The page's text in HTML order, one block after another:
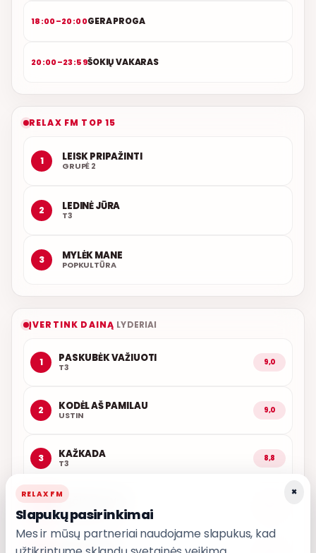
18:00–20:00GERA PROGA
20:00–23:59ŠOKIŲ VAKARAS
RELAX FM TOP 15
1 LEISK PRIPAŽINTI
GRUPĖ 2
2 LEDINĖ JŪRA
T3
3 MYLĖK MANE
POPKULTŪRA
ĮVERTINK DAINĄ LYDERIAI
1 PASKUBĖK VAŽIUOTI
T3 9,0
2 KODĖL AŠ PAMILAU
USTIN 9,0
3 KAŽKADA
T3 8,8
POPKULTŪRA
LEDINĖ JŪRA
×
RELAX FM
Slapukų pasirinkimai
Mes ir mūsų partneriai naudojame slapukus, kad